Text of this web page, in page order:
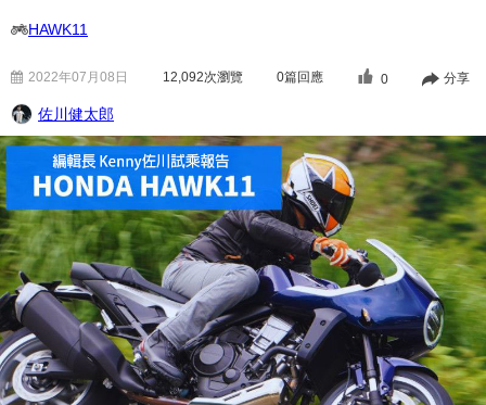
HAWK11
2022年07月08日 12,092次瀏覽 0篇回應 0 分享
佐川健太郎